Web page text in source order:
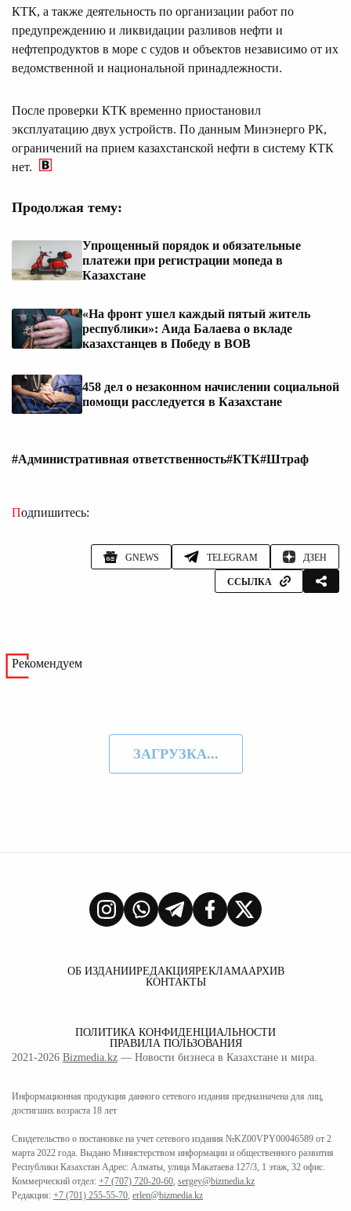
КТК, а также деятельность по организации работ по
предупреждению и ликвидации разливов нефти и
нефтепродуктов в море с судов и объектов независимо от их
ведомственной и национальной принадлежности.
После проверки КТК временно приостановил
эксплуатацию двух устройств. По данным Минэнерго РК,
ограничений на прием казахстанской нефти в систему КТК
нет.
Продолжая тему:
Упрощенный порядок и обязательные
платежи при регистрации мопеда в
Казахстане
«На фронт ушел каждый пятый житель
республики»: Аида Балаева о вкладе
казахстанцев в Победу в ВОВ
458 дел о незаконном начислении социальной
помощи расследуется в Казахстане
#Административная ответственность#КТК#Штраф
Подпишитесь:
GNEWS TELEGRAM ДЗЕН
ССЫЛКА
Рекомендуем
ЗАГРУЗКА...
ОБ ИЗДАНИИРЕДАКЦИЯРЕКЛАМААРХИВ
КОНТАКТЫ
ПОЛИТИКА КОНФИДЕНЦИАЛЬНОСТИ
ПРАВИЛА ПОЛЬЗОВАНИЯ
2021-2026 Bizmedia.kz — Новости бизнеса в Казахстане и мира.
Информационная продукция данного сетевого издания предназначена для лиц,
достигших возраста 18 лет
Свидетельство о постановке на учет сетевого издания №KZ00VPY00046589 от 2
марта 2022 года. Выдано Министерством информации и общественного развития
Республики Казахстан Адрес: Алматы, улица Макатаева 127/3, 1 этаж, 32 офис.
Коммерческий отдел: +7 (707) 720-20-60, sergey@bizmedia.kz
Редакция: +7 (701) 255-55-70, erlen@bizmedia.kz